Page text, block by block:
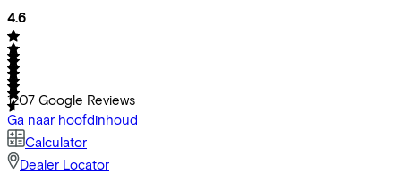
4.6
1207 Google Reviews
Ga naar hoofdinhoud
Calculator
Dealer Locator